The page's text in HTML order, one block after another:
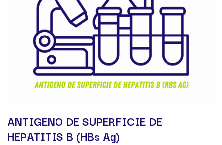
ANTIGENO DE SUPERFICIE DE
HEPATITIS B (HBs Ag)